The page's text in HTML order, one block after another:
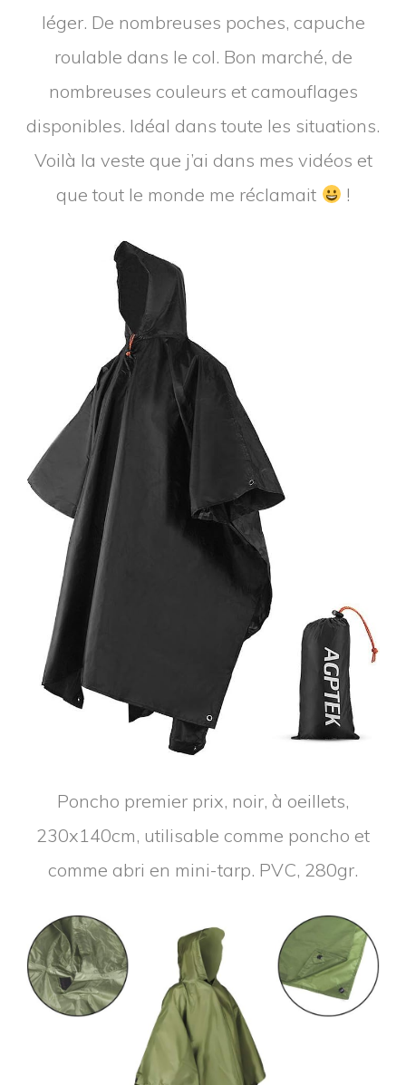
léger. De nombreuses poches, capuche
roulable dans le col. Bon marché, de
nombreuses couleurs et camouflages
disponibles. Idéal dans toute les situations.
Voilà la veste que j’ai dans mes vidéos et
que tout le monde me réclamait
!
Poncho premier prix, noir, à oeillets,
230x140cm, utilisable comme poncho et
comme abri en mini-tarp. PVC, 280gr.